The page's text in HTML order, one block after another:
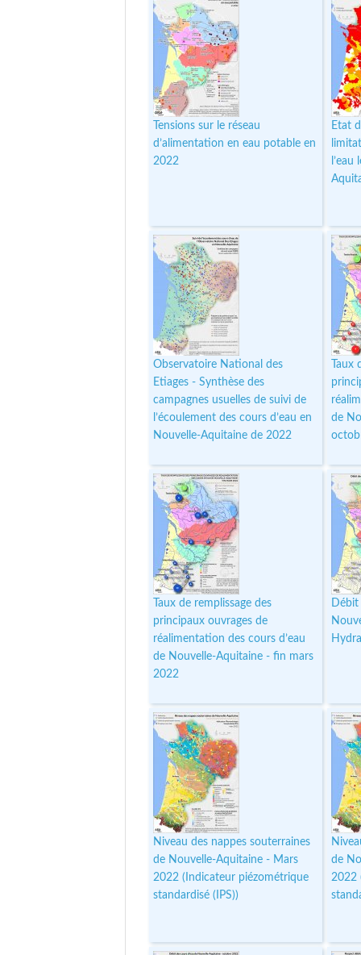
Tensions sur le réseau
d’alimentation en eau potable en
2022
Etat
Observatoire National des
Etiages - Synthèse des
campagnes usuelles de suivi de
l’écoulement des cours d’eau en
Nouvelle-Aquitaine de 2022
Taux
de
Taux de remplissage des
principaux ouvrages de
réalimentation des cours d’eau
de Nouvelle-Aquitaine - fin mars
2022
Débit
Niveau des nappes souterraines
de Nouvelle-Aquitaine - Mars
2022 (Indicateur piézométrique
standardisé (IPS))
de
2022